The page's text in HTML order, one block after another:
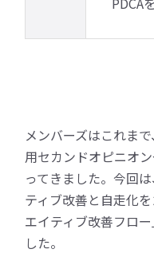
メンバーズはこれま
用セカンドオピニオ
ってきました。今回
ティブ改善と自走化
エイティブ改善フロ
した。